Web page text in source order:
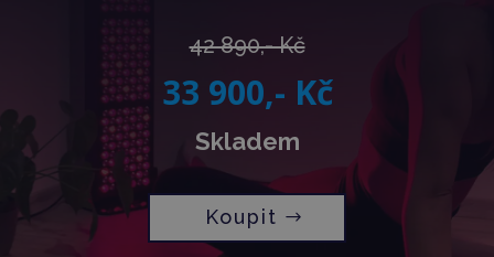
42 890,- Kč
33 900,- Kč
Skladem
Koupit